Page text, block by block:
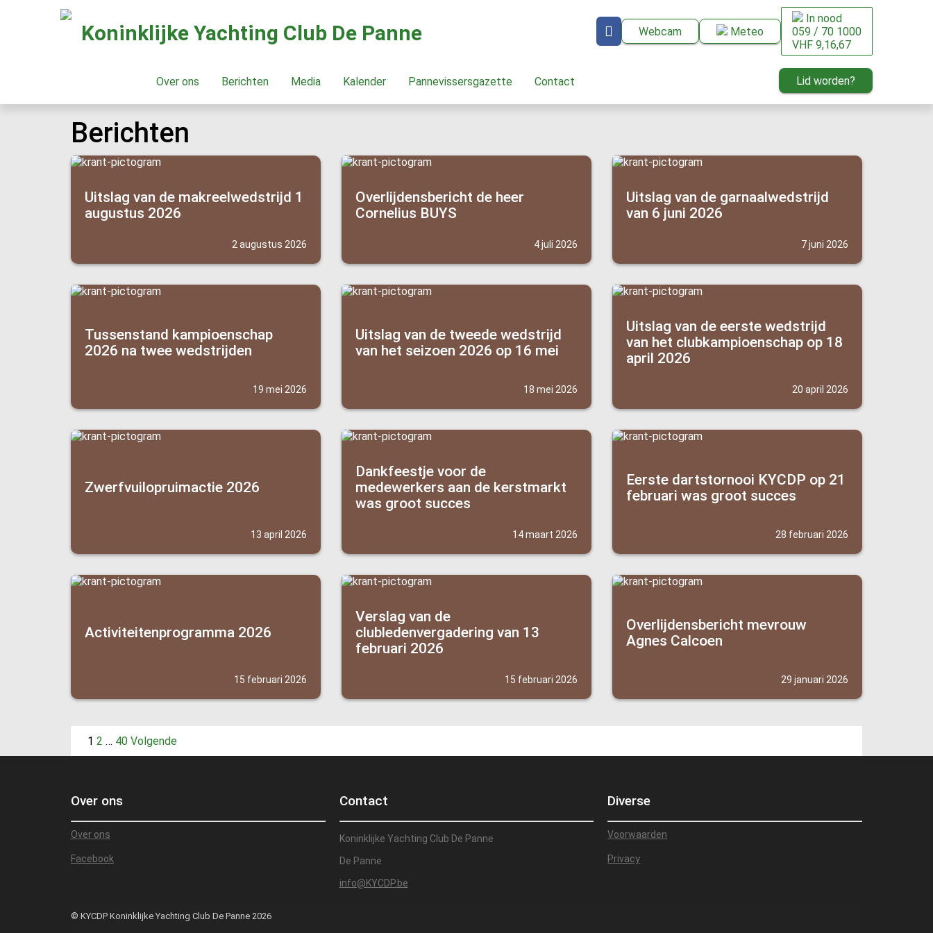
Koninklijke Yachting Club De Panne Webcam Meteo
In nood
059 / 70 1000
VHF 9,16,67
Over ons Berichten Media Kalender Pannevissersgazette Contact Lid worden?
Berichten
Uitslag van de makreelwedstrijd 1
augustus 2026
2 augustus 2026
Overlijdensbericht de heer
Cornelius BUYS
4 juli 2026
Uitslag van de garnaalwedstrijd
van 6 juni 2026
7 juni 2026
Tussenstand kampioenschap
2026 na twee wedstrijden
19 mei 2026
Uitslag van de tweede wedstrijd
van het seizoen 2026 op 16 mei
18 mei 2026
Uitslag van de eerste wedstrijd
van het clubkampioenschap op 18
april 2026
20 april 2026
Zwerfvuilopruimactie 2026
13 april 2026
Dankfeestje voor de
medewerkers aan de kerstmarkt
was groot succes
14 maart 2026
Eerste dartstornooi KYCDP op 21
februari was groot succes
28 februari 2026
Activiteitenprogramma 2026
15 februari 2026
Verslag van de
clubledenvergadering van 13
februari 2026
15 februari 2026
Overlijdensbericht mevrouw
Agnes Calcoen
29 januari 2026
Berichten
1 2 … 40 Volgende
Over ons
Over ons
Facebook
Contact
Koninklijke Yachting Club De Panne
De Panne
info@KYCDP.be
Diverse
Voorwaarden
Privacy
© KYCDP Koninklijke Yachting Club De Panne 2026